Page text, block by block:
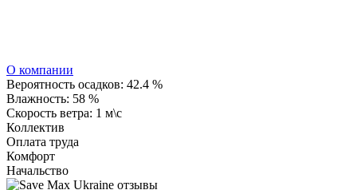
О компании
Вероятность осадков: 42.4 %
Влажность: 58 %
Скорость ветра: 1 м\с
Коллектив
Оплата труда
Комфорт
Начальство